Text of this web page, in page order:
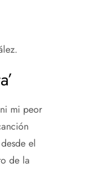
mi peor
el
de la